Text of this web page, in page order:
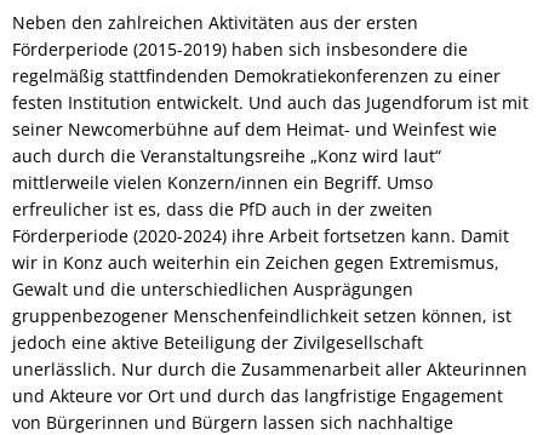
Neben den zahlreichen Aktivitäten aus der ersten
Förderperiode (2015-2019) haben sich insbesondere die
regelmäßig stattfindenden Demokratiekonferenzen zu einer
festen Institution entwickelt. Und auch das Jugendforum ist mit
seiner Newcomerbühne auf dem Heimat- und Weinfest wie
auch durch die Veranstaltungsreihe „Konz wird laut“
mittlerweile vielen Konzern/innen ein Begriff. Umso
erfreulicher ist es, dass die PfD auch in der zweiten
Förderperiode (2020-2024) ihre Arbeit fortsetzen kann. Damit
wir in Konz auch weiterhin ein Zeichen gegen Extremismus,
Gewalt und die unterschiedlichen Ausprägungen
gruppenbezogener Menschenfeindlichkeit setzen können, ist
jedoch eine aktive Beteiligung der Zivilgesellschaft
unerlässlich. Nur durch die Zusammenarbeit aller Akteurinnen
und Akteure vor Ort und durch das langfristige Engagement
von Bürgerinnen und Bürgern lassen sich nachhaltige